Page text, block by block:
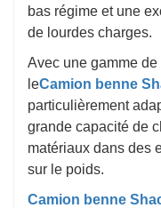
bas régime et une
de lourdes charges.
Avec une gamme
leCamion benne
particulièrement
grande capacité de
matériaux dans des
sur le poids.
Camion benne